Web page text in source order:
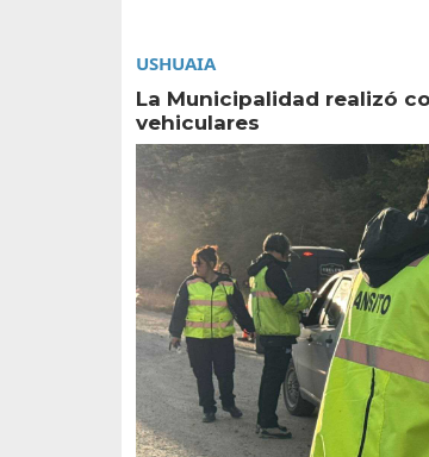
USHUAIA
La Municipalidad realizó
vehiculares